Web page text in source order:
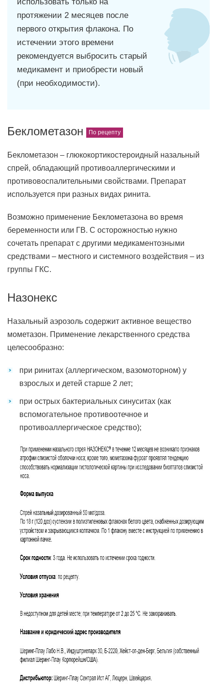
протяжении 2 месяцев после
первого открытия флакона. По
истечении этого времени
рекомендуется выбросить старый
медикамент и приобрести новый
(при необходимости).
Беклометазон
Беклометазон – глюкокортикостероидный назальный
спрей, обладающий противоаллергическими и
противовоспалительными свойствами. Препарат
используется при разных видах ринита.
Возможно применение Беклометазона во время
беременности или ГВ. С осторожностью нужно
сочетать препарат с другими медикаментозными
средствами – местного и системного воздействия – из
группы ГКС.
Назонекс
Назальный аэрозоль содержит активное вещество
мометазон. Применение лекарственного средства
целесообразно:
при ринитах (аллергическом, вазомоторном) у
взрослых и детей старше 2 лет;
при острых бактериальных синуситах (как
вспомогательное противоотечное и
противоаллергическое средство);